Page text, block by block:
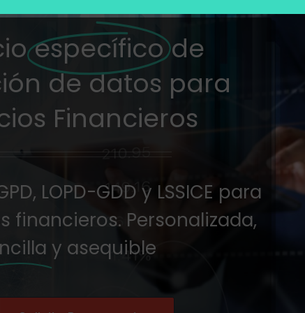
específicode
de datos para
Financieros
LOPD-GDD y LSSICE para
financieros. Personalizada,
y asequible